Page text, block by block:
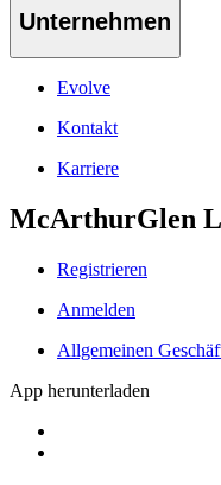
Unternehmen
Evolve
Kontakt
Karriere
McArthurGlen
Registrieren
Anmelden
Allgemeinen
App herunterladen